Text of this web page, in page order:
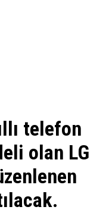
telefon
olan LG